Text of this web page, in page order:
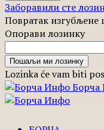
Заборавили сте
Повратак
Опорави лозинку
Lozinka će vam biti